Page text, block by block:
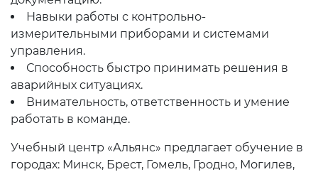
Навыки работы с контрольно-
измерительными приборами и системами
управления.
Способность быстро принимать решения в
аварийных ситуациях.
Внимательность, ответственность и умение
работать в команде.
Учебный центр «Альянс» предлагает обучение в
городах: Минск, Брест, Гомель, Гродно, Могилев,